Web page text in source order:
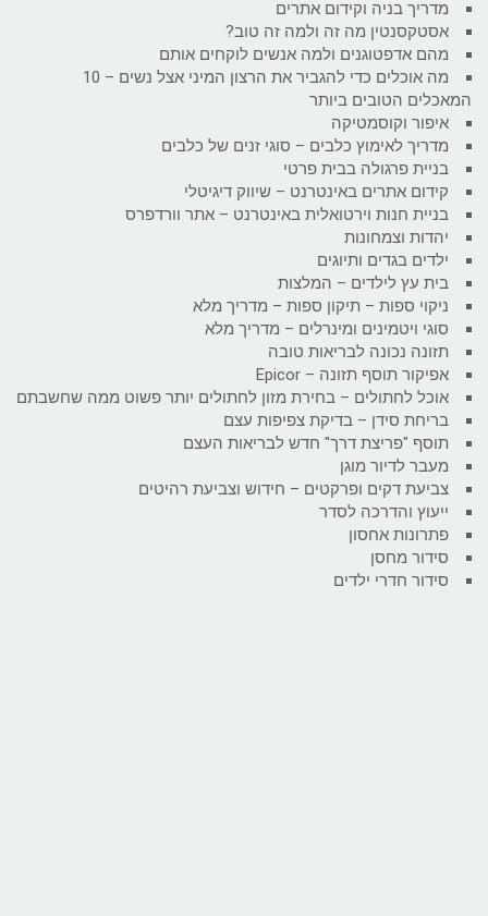
מדריך בניה וקידום אתרים
אסטקסנטין מה זה ולמה זה טוב?
מהם אדפטוגנים ולמה אנשים לוקחים אותם
מה אוכלים כדי להגביר את הרצון המיני אצל נשים – 10
המאכלים הטובים ביותר
איפור וקוסמטיקה
מדריך לאימוץ כלבים – סוגי זנים של כלבים
בניית פרגולה בבית פרטי
קידום אתרים באינטרנט – שיווק דיגיטלי
בניית חנות וירטואלית באינטרנט – אתר וורדפרס
יהדות וצמחונות
ילדים בגדים ותיוגים
בית עץ לילדים – המלצות
ניקוי ספות – תיקון ספות – מדריך מלא
סוגי ויטמינים ומינרלים – מדריך מלא
תזונה נכונה לבריאות טובה
אפיקור תוסף תזונה – Epicor
אוכל לחתולים – בחירת מזון לחתולים יותר פשוט ממה שחשבתם
בריחת סידן – בדיקת צפיפות עצם
תוסף "פריצת דרך" חדש לבריאות העצם
מעבר לדיור מוגן
צביעת דקים ופרקטים – חידוש וצביעת רהיטים
ייעוץ והדרכה לסדר
פתרונות אחסון
סידור מחסן
סידור חדרי ילדים